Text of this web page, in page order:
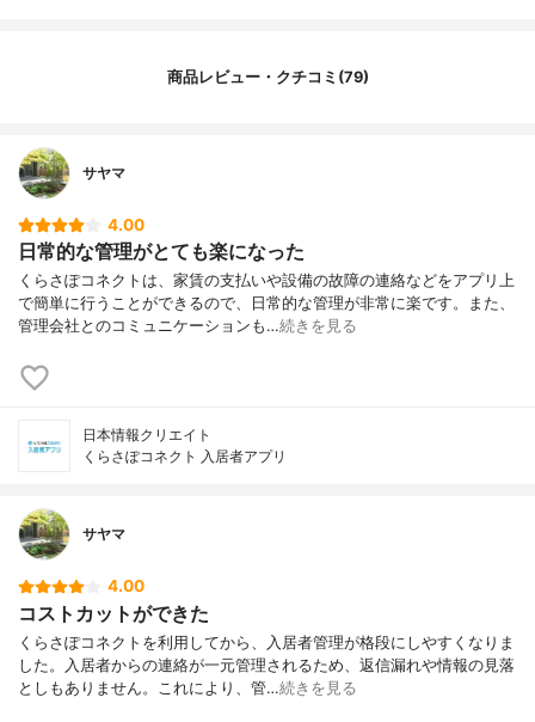
商品レビュー・クチコミ(79)
サヤマ
4.00
日常的な管理がとても楽になった
くらさぽコネクトは、家賃の支払いや設備の故障の連絡などをアプリ上
で簡単に行うことができるので、日常的な管理が非常に楽です。また、
管理会社とのコミュニケーションも…続きを見る
日本情報クリエイト
くらさぽコネクト 入居者アプリ
サヤマ
4.00
コストカットができた
くらさぽコネクトを利用してから、入居者管理が格段にしやすくなりま
した。入居者からの連絡が一元管理されるため、返信漏れや情報の見落
としもありません。これにより、管…続きを見る